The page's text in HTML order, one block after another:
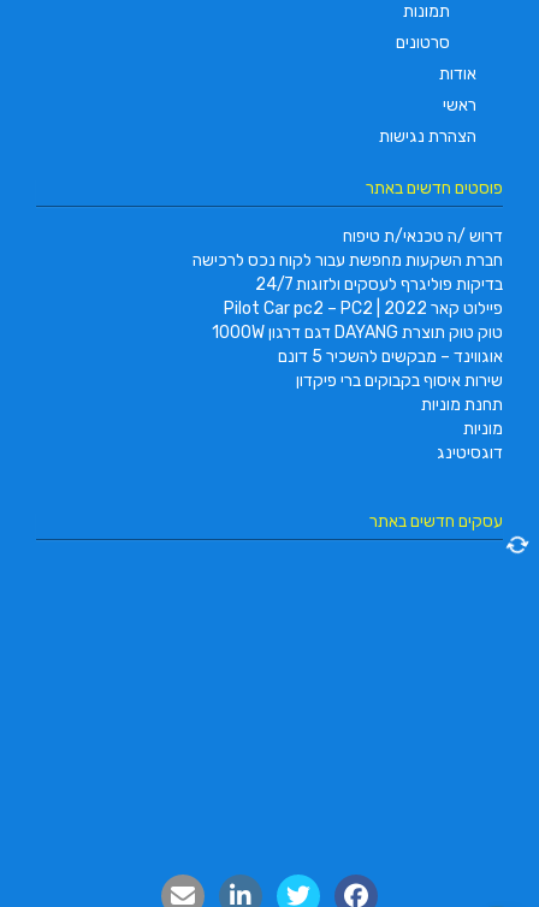
תמונות
סרטונים
אודות
ראשי
הצהרת נגישות
פוסטים חדשים באתר
דרוש /ה טכנאי/ת טיפוח
חברת השקעות מחפשת עבור לקוח נכס לרכישה
בדיקות פוליגרף לעסקים ולזוגות 24/7
פיילוט קאר 2022 | Pilot Car pc2 – PC2
טוק טוק תוצרת DAYANG דגם דרגון 1000W
אוגווינד – מבקשים להשכיר 5 דונם
שירות איסוף בקבוקים ברי פיקדון
תחנת מוניות
מוניות
דוגסיטינג
עסקים חדשים באתר